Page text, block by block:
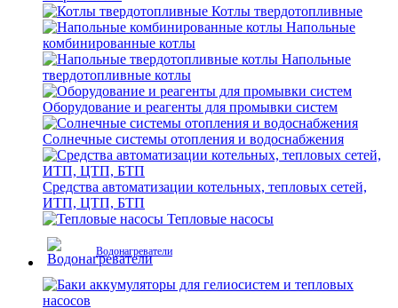
Котлы твердотопливные
Напольные
комбинированные котлы
Напольные
твердотопливные котлы
Оборудование и реагенты для промывки систем
Солнечные системы отопления и водоснабжения
Средства автоматизации котельных, тепловых сетей,
ИТП, ЦТП, БТП
Тепловые насосы
Водонагреватели